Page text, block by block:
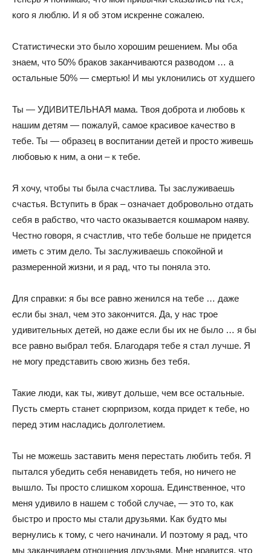
кого я люблю. И я об этом искренне сожалею.
Статистически это было хорошим решением. Мы оба
знаем, что 50% браков заканчиваются разводом … а
остальные 50% — смертью! И мы уклонились от худшего
Ты — УДИВИТЕЛЬНАЯ мама. Твоя доброта и любовь к
нашим детям — пожалуй, самое красивое качество в
тебе. Ты — образец в воспитании детей и просто живешь
любовью к ним, а они – к тебе.
Я хочу, чтобы ты была счастлива. Ты заслуживаешь
счастья. Вступить в брак – означает добровольно отдать
себя в рабство, что часто оказывается кошмаром наяву.
Честно говоря, я счастлив, что тебе больше не придется
иметь с этим дело. Ты заслуживаешь спокойной и
размеренной жизни, и я рад, что ты поняла это.
Для справки: я бы все равно женился на тебе … даже
если бы знал, чем это закончится. Да, у нас трое
удивительных детей, но даже если бы их не было … я бы
все равно выбрал тебя. Благодаря тебе я стал лучше. Я
не могу представить свою жизнь без тебя.
Такие люди, как ты, живут дольше, чем все остальные.
Пусть смерть станет сюрпризом, когда придет к тебе, но
перед этим насладись долголетием.
Ты не можешь заставить меня перестать любить тебя. Я
пытался убедить себя ненавидеть тебя, но ничего не
вышло. Ты просто слишком хороша. Единственное, что
меня удивило в нашем с тобой случае, — это то, как
быстро и просто мы стали друзьями. Как будто мы
вернулись к тому, с чего начинали. И поэтому я рад, что
мы заканчиваем отношения друзьями. Мне нравится, что